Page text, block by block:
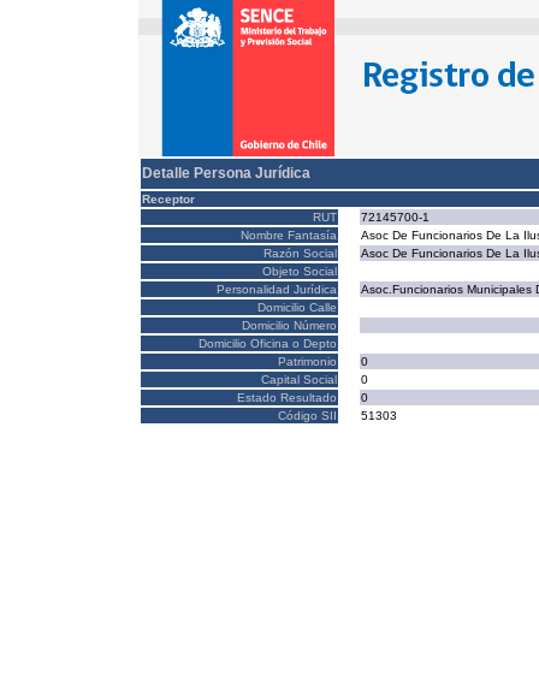
Detalle Persona Jurídica
Receptor
RUT
72145700-1
Nombre Fantasía
Asoc De Funcionarios De La
Razón Social
Asoc De Funcionarios De La
Objeto Social
Personalidad Jurídica
Asoc.Funcionarios Municipales
Domicilio Calle
Domicilio Número
Domicilio Oficina o Depto
Patrimonio
0
Capital Social
0
Estado Resultado
0
Código SII
51303